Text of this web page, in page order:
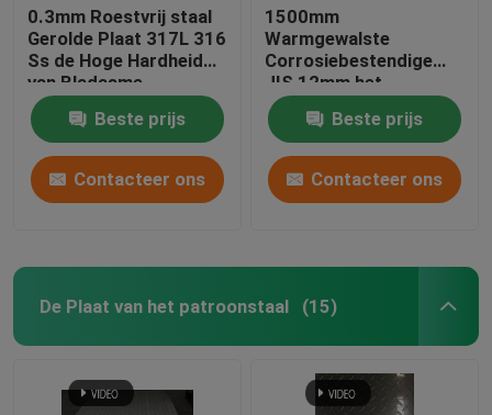
Aluminium plaatplaat
Gevormd Aluminiumblad
0.3mm Roestvrij staal
Gerolde Plaat 317L 316
Ss de Hoge Hardheid
van Bladasme
Beste prijs
Contacteer ons
1500mm
Warmgewalste
Corrosiebestendige
JIS 12mm het
Roestvrije staalplaat
van het Roestvrij
staalblad
Beste prijs
Contacteer ons
De Plaat van het patroonstaal (15)